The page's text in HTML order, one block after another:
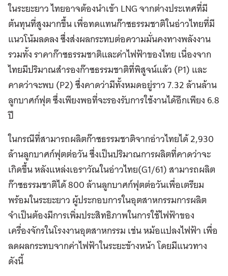
ในระยะยาว ไทยอาจต้องนำเข้า LNG จากต่างประเทศที่มี
ต้นทุนที่สูงมากขึ้น เพื่อทดแทนก๊าซธรรมชาติในอ่าวไทยที่มี
แนวโน้มลดลง ซึ่งส่งผลกระทบต่อความมั่นคงทางพลังงาน
รวมทั้ง ราคาก๊าซธรรมชาติและค่าไฟฟ้าของไทย เนื่องจาก
ไทยมีปริมาณสำรองก๊าซธรรมชาติที่พิสูจน์แล้ว (P1) และ
คาดว่าจะพบ (P2) ซึ่งคาดว่ามีทั้งหมดอยู่ราว 7.32 ล้านล้าน
ลูกบาศก์ฟุต ซึ่งเพียงพอที่จะรองรับการใช้งานได้อีกเพียง 6.8
ปี
ในกรณีที่สามารถผลิตก๊าซธรรมชาติจากอ่าวไทยได้ 2,930
ล้านลูกบาศก์ฟุตต่อวัน ซึ่งเป็นปริมาณการผลิตที่คาดว่าจะ
เกิดขึ้น หลังแหล่งเอราวัณในอ่าวไทย(G1/61) สามารถผลิต
ก๊าซธรรมชาติได้ 800 ล้านลูกบาศก์ฟุตต่อวันเพื่อเตรียม
พร้อมในระยะยาว ผู้ประกอบการในอุตสาหกรรมการผลิต
จำเป็นต้องมีการเพิ่มประสิทธิภาพในการใช้ไฟฟ้าของ
เครื่องจักรในโรงงานอุตสาหกรรม เช่น หม้อแปลงไฟฟ้า เพื่อ
ลดผลกระทบจากค่าไฟฟ้าในระยะข้างหน้า โดยมีแนวทาง
ดังนี้